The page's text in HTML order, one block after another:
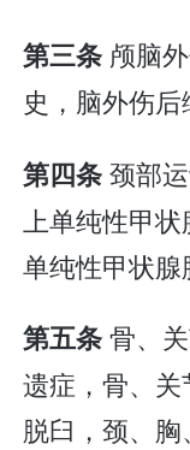
第三条 颅脑
史，脑外伤后
第四条颈部
上单纯性甲
单纯性甲状腺
第五条骨、
遗症，骨、
脱臼，颈、